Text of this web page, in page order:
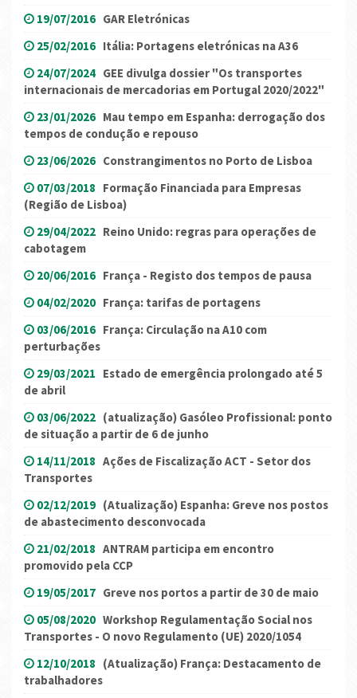
19/07/2016 GAR Eletrónicas
25/02/2016 Itália: Portagens eletrónicas na A36
24/07/2024 GEE divulga dossier "Os transportes
internacionais de mercadorias em Portugal 2020/2022"
23/01/2026 Mau tempo em Espanha: derrogação dos
tempos de condução e repouso
23/06/2026 Constrangimentos no Porto de Lisboa
07/03/2018 Formação Financiada para Empresas
(Região de Lisboa)
29/04/2022 Reino Unido: regras para operações de
cabotagem
20/06/2016 França - Registo dos tempos de pausa
04/02/2020 França: tarifas de portagens
03/06/2016 França: Circulação na A10 com
perturbações
29/03/2021 Estado de emergência prolongado até 5
de abril
03/06/2022 (atualização) Gasóleo Profissional: ponto
de situação a partir de 6 de junho
14/11/2018 Ações de Fiscalização ACT - Setor dos
Transportes
02/12/2019 (Atualização) Espanha: Greve nos postos
de abastecimento desconvocada
21/02/2018 ANTRAM participa em encontro
promovido pela CCP
19/05/2017 Greve nos portos a partir de 30 de maio
05/08/2020 Workshop Regulamentação Social nos
Transportes - O novo Regulamento (UE) 2020/1054
12/10/2018 (Atualização) França: Destacamento de
trabalhadores